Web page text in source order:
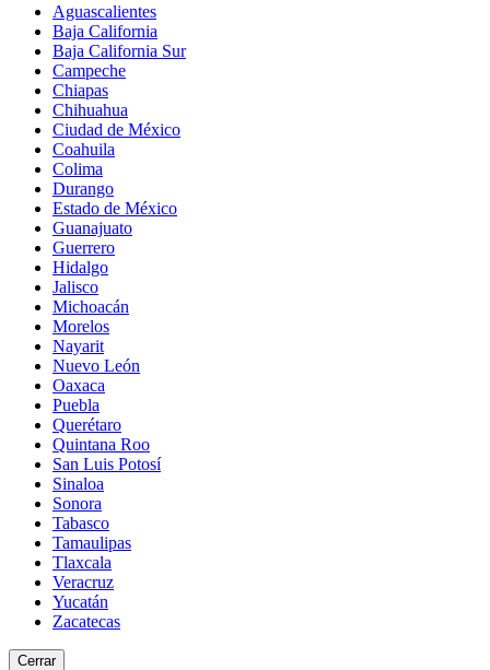
Aguascalientes
Baja California
Baja California Sur
Campeche
Chiapas
Chihuahua
Ciudad de México
Coahuila
Colima
Durango
Estado de México
Guanajuato
Guerrero
Hidalgo
Jalisco
Michoacán
Morelos
Nayarit
Nuevo León
Oaxaca
Puebla
Querétaro
Quintana Roo
San Luis Potosí
Sinaloa
Sonora
Tabasco
Tamaulipas
Tlaxcala
Veracruz
Yucatán
Zacatecas
Cerrar